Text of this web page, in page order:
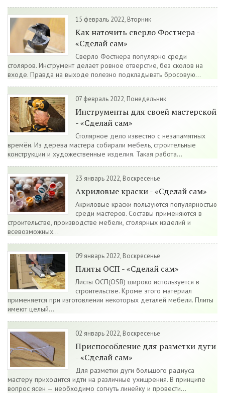
15 февраль 2022, Вторник
Как наточить сверло Фостнера -
«Сделай сам»
Сверло Фостнера популярно среди
столяров. Инструмент делает ровное отверстие, без сколов на
входе. Правда на выходе полезно подкладывать бросовую...
07 февраль 2022, Понедельник
Инструменты для своей мастерской
- «Сделай сам»
Столярное дело известно с незапамятных
времён. Из дерева мастера собирали мебель, строительные
конструкции и художественные изделия. Такая работа...
23 январь 2022, Воскресенье
Акриловые краски - «Сделай сам»
Акриловые краски пользуются популярностью
среди мастеров. Составы применяются в
строительстве, производстве мебели, столярных изделий и
всевозможных...
09 январь 2022, Воскресенье
Плиты ОСП - «Сделай сам»
Листы ОСП(OSB) широко используется в
строительстве. Кроме этого материал
применяется при изготовлении некоторых деталей мебели. Плиты
имеют целый...
02 январь 2022, Воскресенье
Приспособление для разметки дуги
- «Сделай сам»
Для разметки дуги большого радиуса
мастеру приходится идти на различные ухищрения. В принципе
вопрос ясен — необходимо согнуть линейку и провести...